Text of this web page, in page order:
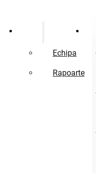
Acasă
Echipa
Rapoarte